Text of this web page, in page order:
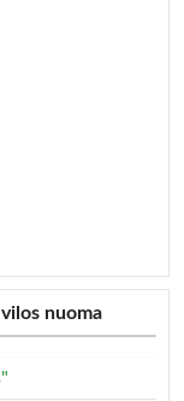
nuoma